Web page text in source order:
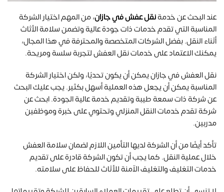
عند البحث عن خدمةنقل عفش في جازان، من المهم اختيار الشركة
المناسبة التي تقدم خدمات ذات جودة عالية وتضمن سلامة الأثاث
أثناء النقل. بفضل الشركات المتخصصة والمحترفة في هذا المجال،
يمكنك الاعتماد على خدمات نقل العفش لتجربة سلسة ومريحة.
نقل العفش في جازان يمكن أن يكون تحديًا، ولكن اختيار الشركة
المناسبة يمكن أن يجعل هذه العملية أسهل بكثير. يجب عليك البحث
عن شركة ذات سمعة طيبة وتقديم خدمة عالية الجودة. ابحث عن
شركة تقدم خدمات النقل المنزلي وتحتوي على خبرة وموظفين
مدربين.
تأكد أيضًا من أن الشركة لديها التأمين اللازم لضمان سلامة العفش
خلال عملية النقل. كما يجب أن تكون الشركة قادرة على تقديم
خدمات التغليف والتغليف الآمنة للأثاث للحفاظ على سلامته.